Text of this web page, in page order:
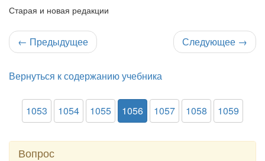
Старая и новая редакции
← Предыдущее Следующее →
Вернуться к содержанию учебника
1053 1054 1055 1056 1057 1058 1059
Вопрос